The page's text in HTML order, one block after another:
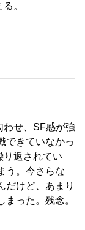
。
わせ、SF感が強
できていなかっ
り返されてい
う。今さらな
だけど、あまり
った。残念。